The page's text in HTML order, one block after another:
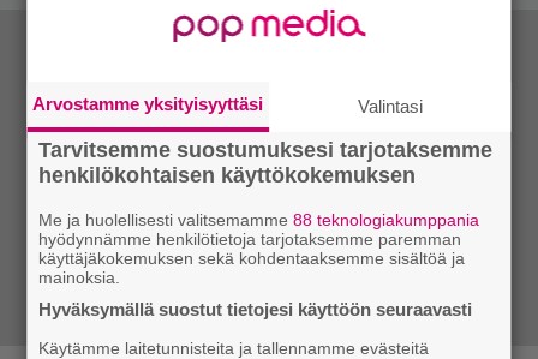
Arvostamme yksityisyyttäsi Valintasi
Tarvitsemme suostumuksesi tarjotaksemme
henkilökohtaisen käyttökokemuksen
Me ja huolellisesti valitsemamme88 teknologiakumppania
hyödynnämme henkilötietoja tarjotaksemme paremman
käyttäjäkokemuksen sekä kohdentaaksemme sisältöä ja
mainoksia.
Hyväksymällä suostut tietojesi käyttöön seuraavasti
Käytämme laitetunnisteita ja tallennamme evästeitä